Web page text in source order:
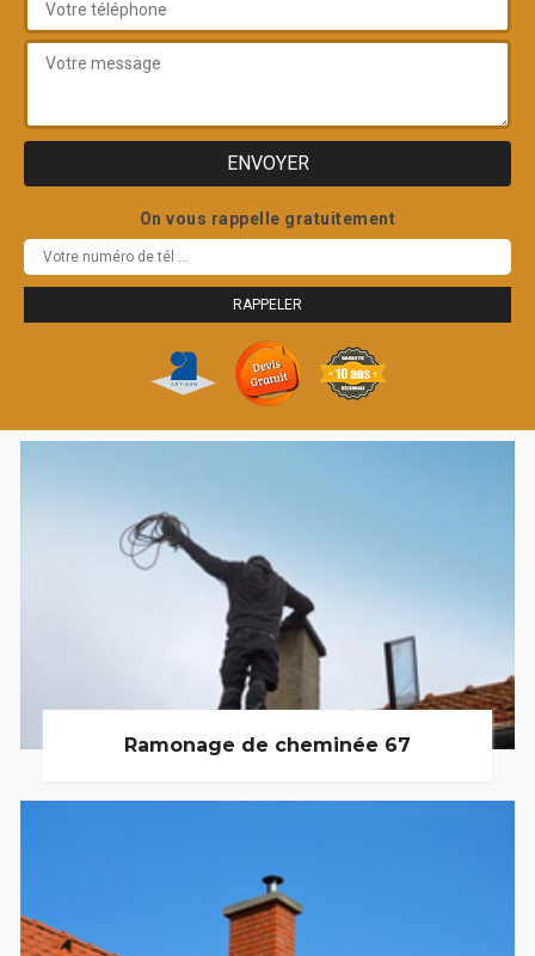
On vous rappelle gratuitement
Ramonage de cheminée 67